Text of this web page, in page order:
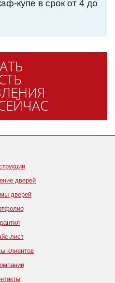
купе в срок от 4 до
дверей
дверей
лист
клиентов